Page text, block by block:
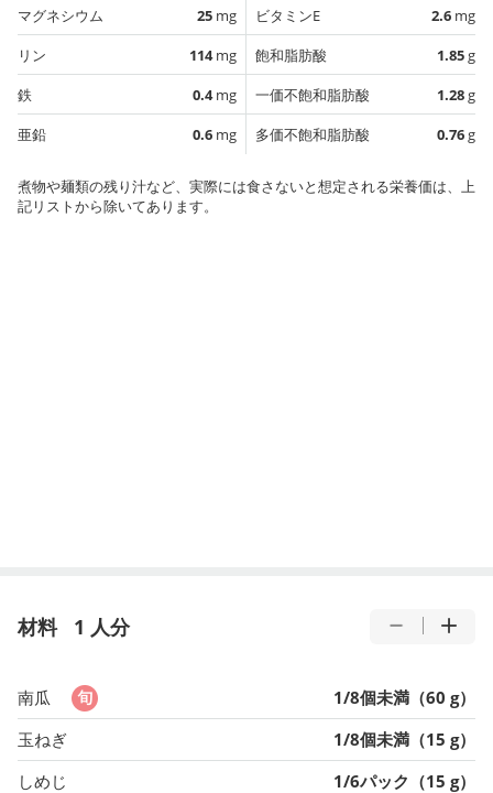
マグネシウム
25 mg
リン
114mg
鉄
0.4mg
亜鉛
0.6 mg
ビタミンE
2.6 mg
飽和脂肪酸
1.85g
一価不飽和脂肪酸
1.28g
多価不飽和脂肪酸
0.76g
煮物や麺類の残り汁など、実際には食さないと想定される栄養価は、上
記リストから除いてあります。
材料 1 人分
南瓜
1/8個未満（60 g）
玉ねぎ
1/8個未満（15 g）
しめじ
1/6パック（15 g）